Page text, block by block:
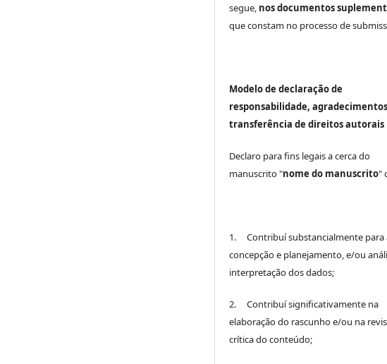
segue, nos documentos
que constam no processo de
Modelo de declaração de
responsabilidade,
transferência de direitos autorais
Declaro para fins legais a cerca do
manuscrito "nome do manuscrito"
1. Contribuí substancialmente para
concepção e planejamento, e/ou
interpretação dos dados;
2. Contribuí significativamente na
elaboração do rascunho e/ou na
crítica do conteúdo;